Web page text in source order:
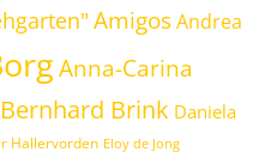
Amigos Andrea
Anna-Carina
Bernhard Brink Daniela
Hallervorden Eloy de Jong